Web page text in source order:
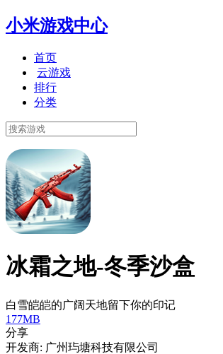
小米游戏中心
首页
云游戏
排行
分类
冰霜之地-冬季沙盒
白雪皑皑的广阔天地留下你的印记
177MB
分享
开发商: 广州玙塘科技有限公司